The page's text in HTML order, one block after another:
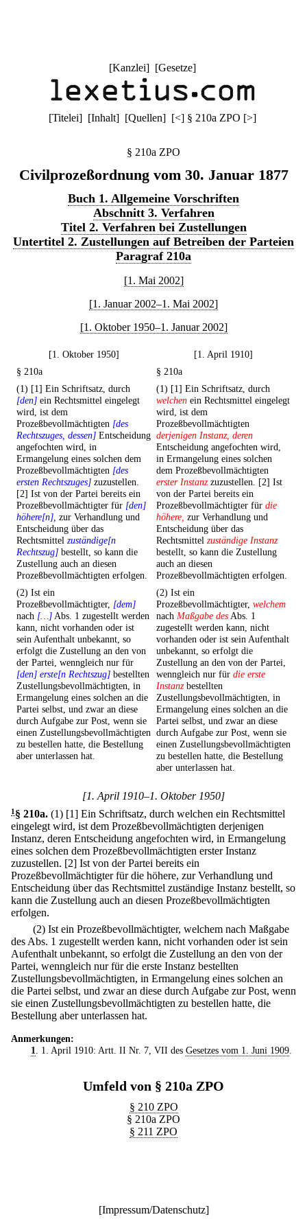
[Kanzlei] [Gesetze]
[Titelei] [Inhalt] [Quellen] [<] § 210a ZPO [>]
§ 210a ZPO
Civilprozeßordnung vom 30. Januar 1877
Buch 1. Allgemeine Vorschriften
Abschnitt 3. Verfahren
Titel 2. Verfahren bei Zustellungen
Untertitel 2. Zustellungen auf Betreiben der Parteien
Paragraf 210a
[1. Mai 2002]
[1. Januar 2002–1. Mai 2002]
[1. Oktober 1950–1. Januar 2002]
[1. Oktober 1950]
[1. April 1910]
§ 210a
§ 210a
(1) [1] Ein Schriftsatz, durch
[den] ein Rechtsmittel eingelegt
wird, ist dem
Prozeßbevollmächtigten [des
Rechtszuges, dessen] Entscheidung
angefochten wird, in
Ermangelung eines solchen dem
Prozeßbevollmächtigten [des
ersten Rechtszuges] zuzustellen.
[2] Ist von der Partei bereits ein
Prozeßbevollmächtigter für [den]
höhere[n], zur Verhandlung und
Entscheidung über das
Rechtsmittel zuständige[n
Rechtszug] bestellt, so kann die
Zustellung auch an diesen
Prozeßbevollmächtigten erfolgen.
(1) [1] Ein Schriftsatz, durch
welchen ein Rechtsmittel eingelegt
wird, ist dem
Prozeßbevollmächtigten
derjenigen Instanz, deren
Entscheidung angefochten wird,
in Ermangelung eines solchen
dem Prozeßbevollmächtigten
erster Instanzzuzustellen. [2] Ist
von der Partei bereits ein
Prozeßbevollmächtigter für die
höhere, zur Verhandlung und
Entscheidung über das
Rechtsmittel zuständige Instanz
bestellt, so kann die Zustellung
auch an diesen
Prozeßbevollmächtigten erfolgen.
(2) Ist ein
Prozeßbevollmächtigter, [dem]
nach […]Abs. 1 zugestellt werden
kann, nicht vorhanden oder ist
sein Aufenthalt unbekannt, so
erfolgt die Zustellung an den von
der Partei, wenngleich nur für
[den] erste[n Rechtszug] bestellten
Zustellungsbevollmächtigten, in
Ermangelung eines solchen an die
Partei selbst, und zwar an diese
durch Aufgabe zur Post, wenn sie
einen Zustellungsbevollmächtigten
zu bestellen hatte, die Bestellung
aber unterlassen hat.
(2) Ist ein
Prozeßbevollmächtigter, welchem
nach Maßgabe desAbs. 1
zugestellt werden kann, nicht
vorhanden oder ist sein Aufenthalt
unbekannt, so erfolgt die
Zustellung an den von der Partei,
wenngleich nur für die erste
Instanzbestellten
Zustellungsbevollmächtigten, in
Ermangelung eines solchen an die
Partei selbst, und zwar an diese
durch Aufgabe zur Post, wenn sie
einen Zustellungsbevollmächtigten
zu bestellen hatte, die Bestellung
aber unterlassen hat.
[1. April 1910–1. Oktober 1950]
1§ 210a. (1) [1] Ein Schriftsatz, durch welchen ein Rechtsmittel
eingelegt wird, ist dem Prozeßbevollmächtigten derjenigen
Instanz, deren Entscheidung angefochten wird, in Ermangelung
eines solchen dem Prozeßbevollmächtigten erster Instanz
zuzustellen. [2] Ist von der Partei bereits ein
Prozeßbevollmächtigter für die höhere, zur Verhandlung und
Entscheidung über das Rechtsmittel zuständige Instanz bestellt, so
kann die Zustellung auch an diesen Prozeßbevollmächtigten
erfolgen.
(2) Ist ein Prozeßbevollmächtigter, welchem nach Maßgabe
des Abs. 1 zugestellt werden kann, nicht vorhanden oder ist sein
Aufenthalt unbekannt, so erfolgt die Zustellung an den von der
Partei, wenngleich nur für die erste Instanz bestellten
Zustellungsbevollmächtigten, in Ermangelung eines solchen an
die Partei selbst, und zwar an diese durch Aufgabe zur Post, wenn
sie einen Zustellungsbevollmächtigten zu bestellen hatte, die
Bestellung aber unterlassen hat.
Anmerkungen:
1
. 1. April 1910: Artt. II Nr. 7, VII des Gesetzes vom 1. Juni 1909.
Umfeld von § 210a ZPO
§ 210 ZPO
§ 210a ZPO
§ 211 ZPO
[Impressum/Datenschutz]